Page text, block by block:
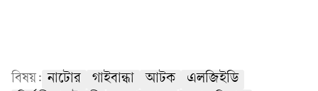
বিষয়: নাটোর গাইবান্ধা আটক
এলজিইডি